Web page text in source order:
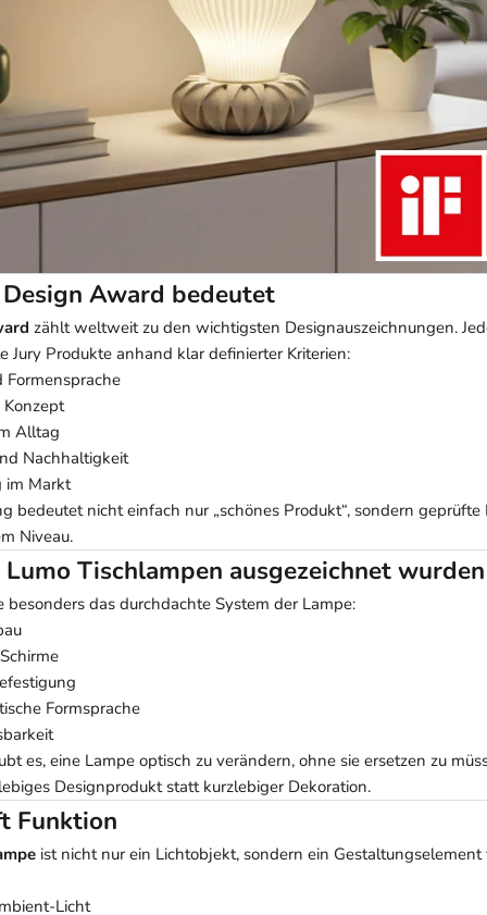
Award bedeutet
zählt weltweit zu den wichtigsten Designauszeichnungen.
Jury Produkte anhand klar definierter Kriterien:
Alltag
Nachhaltigkeit
im Markt
bedeutet nicht einfach nur „schönes Produkt“, sondern
Niveau.
Tischlampen ausgezeichnet wurden
besonders das durchdachte System der Lampe:
Formsprache
es, eine Lampe optisch zu verändern, ohne sie ersetzen zu
Designprodukt statt kurzlebiger Dekoration.
Funktion
ist nicht nur ein Lichtobjekt, sondern ein Gestaltungselement
Licht